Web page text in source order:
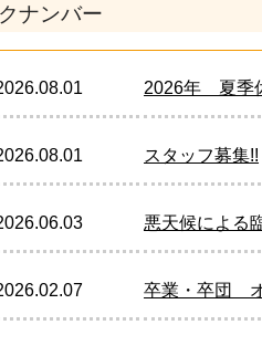
ナンバー
2026年 夏季
スタッフ募集!!
悪天候による
卒業・卒団